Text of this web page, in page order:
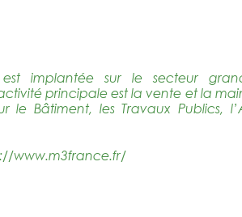
implantée sur le secteur
principale est la vente et la
le Bâtiment, les Travaux Publics,
www.m3france.fr/